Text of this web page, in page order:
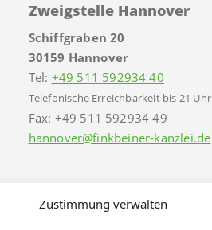
Zustimmung verwalten
Zweigstelle Hannover
Schiffgraben 20
30159 Hannover
Tel: +49 511 592934 40
Telefonische Erreichbarkeit bis 21 Uhr
Fax: +49 511 592934 49
hannover@finkbeiner-kanzlei.de